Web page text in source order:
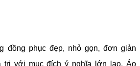
đồng phục đẹp, nhỏ gọn, đơn giản
trị với mục đích ý nghĩa lớn lao. Áo